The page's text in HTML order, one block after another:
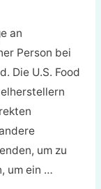
an
Person bei
Die U.S. Food
um zu
um ein …